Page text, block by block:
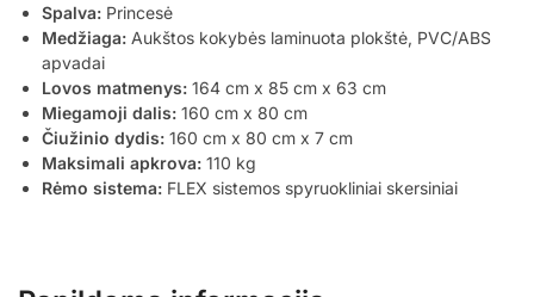
Spalva: Princesė
Medžiaga: Aukštos kokybės laminuota plokštė, PVC/ABS
apvadai
Lovos matmenys: 164 cm x 85 cm x 63 cm
Miegamoji dalis: 160 cm x 80 cm
Čiužinio dydis: 160 cm x 80 cm x 7 cm
Maksimali apkrova: 110 kg
Rėmo sistema: FLEX sistemos spyruokliniai skersiniai